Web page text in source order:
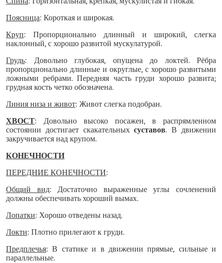
Поясница: Короткая и широкая.
Круп: Пропорционально длинный и широкий, слегка
наклонный, с хорошо развитой мускулатурой.
Грудь: Довольно глубокая, опущена до локтей. Рёбра
пропорционально длинные и округлые, с хорошо развитыми
ложными ребрами. Передняя часть груди хорошо развита;
грудная кость четко обозначена.
Линия низа и живот: Живот слегка подобран.
ХВОСТ: Довольно высоко посажен, в распрямленном
состоянии достигает скакательныхсуставов. В движении
закручивается над крупом.
КОНЕЧНОСТИ
ПЕРЕДНИЕ КОНЕЧНОСТИ:
Общий вид: Достаточно выраженные углы сочленений
должны обеспечивать хороший вымах.
Лопатки: Хорошо отведены назад.
Локти: Плотно прилегают к груди.
Предплечья: В статике и в движении прямые, сильные и
параллельные.